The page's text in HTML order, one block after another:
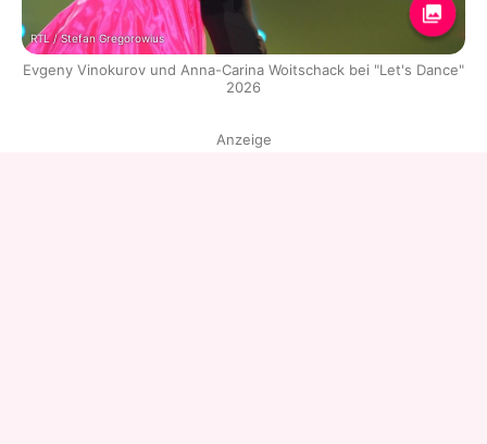
RTL / Stefan Gregorowius
Evgeny Vinokurov und Anna-Carina Woitschack bei "Let's Dance"
2026
Anzeige